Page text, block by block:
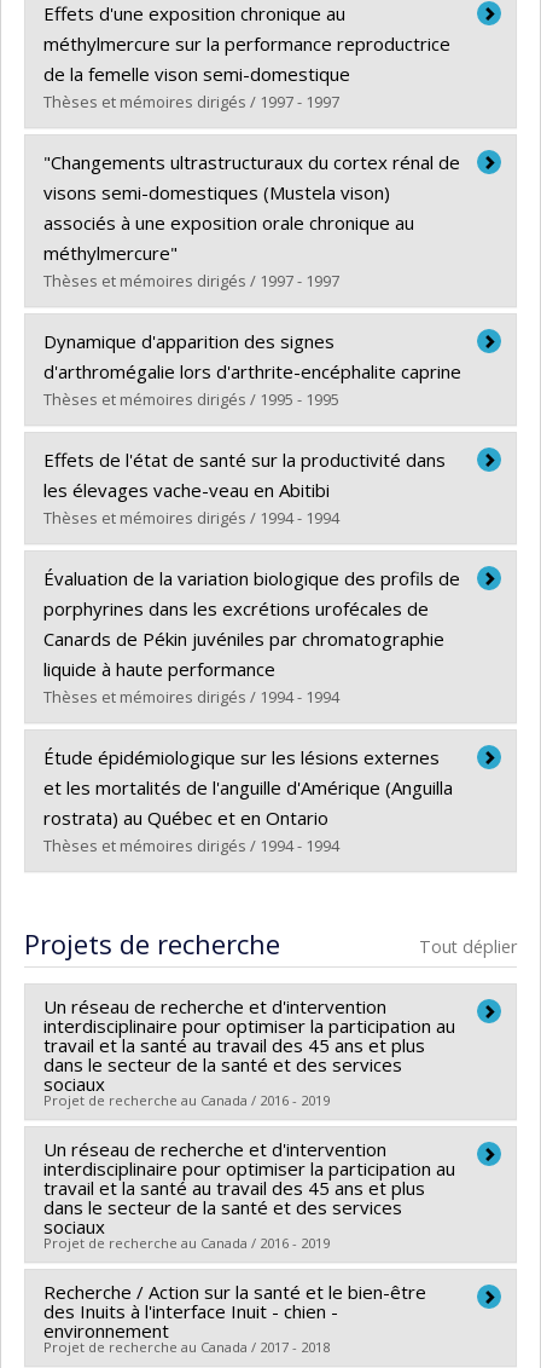
Diplômé(e) :Nadeau, Éric
Cycle :Maîtrise
Diplôme obtenu : M. Sc.
Lien vers le document dans Papyrus
Effets d'une exposition chronique au
méthylmercure sur la performance reproductrice
de la femelle vison semi-domestique
Thèses et mémoires dirigés / 1997 - 1997
Diplômé(e) :Dansereau, Maryse
Cycle : Maîtrise
Diplôme obtenu :M. Sc.
Lien vers le document dans Papyrus
"Changements ultrastructuraux du cortex rénal de
visons semi-domestiques (Mustela vison)
associés à une exposition orale chronique au
méthylmercure"
Thèses et mémoires dirigés / 1997 - 1997
Diplômé(e) :Dallaire, André
Cycle :Maîtrise
Diplôme obtenu :M. Sc.
Lien vers le document dans Papyrus
Dynamique d'apparition des signes
d'arthromégalie lors d'arthrite-encéphalite caprine
Thèses et mémoires dirigés / 1995 - 1995
Diplômé(e) :Leboeuf, Anne
Cycle :Maîtrise
Diplôme obtenu :M. Sc.
Lien vers le document dans Papyrus
Effets de l'état de santé sur la productivité dans
les élevages vache-veau en Abitibi
Thèses et mémoires dirigés / 1994 - 1994
Diplômé(e) : Ganaba, Rasmané
Cycle :Doctorat
Diplôme obtenu :Ph. D.
Lien vers le document dans Papyrus
Évaluation de la variation biologique des profils de
porphyrines dans les excrétions urofécales de
Canards de Pékin juvéniles par chromatographie
liquide à haute performance
Thèses et mémoires dirigés / 1994 - 1994
Diplômé(e) :Leclair, Daniel
Cycle :Maîtrise
Diplôme obtenu :M. Sc.
Lien vers le document dans Papyrus
Étude épidémiologique sur les lésions externes
et les mortalités de l'anguille d'Amérique (Anguilla
rostrata) au Québec et en Ontario
Thèses et mémoires dirigés / 1994 - 1994
Cycle :Maîtrise
Diplôme obtenu :M. Sc.
Lien vers le document dans Papyrus
Projets de recherche Tout déplier
Un réseau de recherche et d'intervention
interdisciplinaire pour optimiser la participation au
travail et la santé au travail des 45 ans et plus
dans le secteur de la santé et des services
sociaux
Projet de recherche au Canada / 2016 - 2019
Chercheur principal : Carl Ardy Dubois
Co-chercheurs : Denise Bélanger,Jean-Pierre Bonin
Kathleen Bentein, Anne-Marie Laflamme,Julie Côté
Frédéric Gilbert,Suzy Ngomo,Alex Battaglini
Un réseau de recherche et d'intervention
interdisciplinaire pour optimiser la participation au
travail et la santé au travail des 45 ans et plus
dans le secteur de la santé et des services
sociaux
Projet de recherche au Canada / 2016 - 2019
Chercheur principal : Carl Ardy Dubois
Co-chercheurs : Denise Bélanger,
Julie Côté,Suzy Ngomo, Anne-Marie Laflamme
Recherche / Action sur la santé et le bien-être
des Inuits à l'interface Inuit - chien -
environnement
Projet de recherche au Canada / 2017 - 2018